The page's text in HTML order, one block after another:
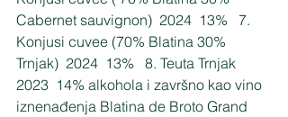
Cabernet sauvignon)  2024  13%   7.
Konjusi cuvee (70% Blatina 30%
Trnjak)  2024  13%   8. Teuta Trnjak
2023  14% alkohola i završno kao vino
iznenađenja Blatina de Broto Grand